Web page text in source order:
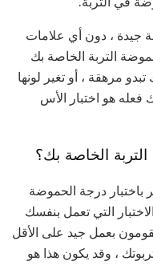
جيدة ، دون أي علامات
التربة الخاصة بك
مرهقة ، أو تغير لونها
فعله هو اختبار الأس
الخاصة بك؟
باختبار درجة الحموضة
التي تعمل بنفسك
بعمل جيد على الأقل
، وقد يكون هذا هو